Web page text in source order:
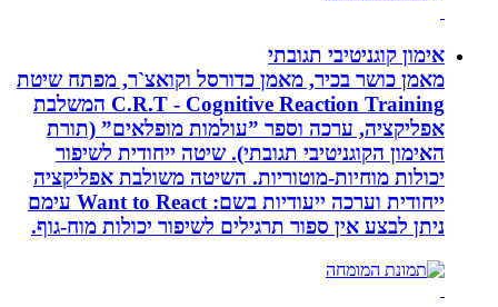
אימון קוגניטיבי תגובתי
מאמן כושר בכיר, מאמן כדורסל וקואצ`ר, מפתח שיטת
C.R.T - Cognitive Reaction Training המשלבת
אפליקציה, ערכה וספר ”עולמות מופלאים” (תורת
האימון הקוגניטיבי תגובתי). שיטה ייחודית לשיפור
יכולות מוחיות-מוטוריות. השיטה משולבת אפליקציה
ייחודית וערכה ייעודיות בשם: Want to React עימם
ניתן לבצע אין ספור תרגילים לשיפור יכולות מוח-גוף.